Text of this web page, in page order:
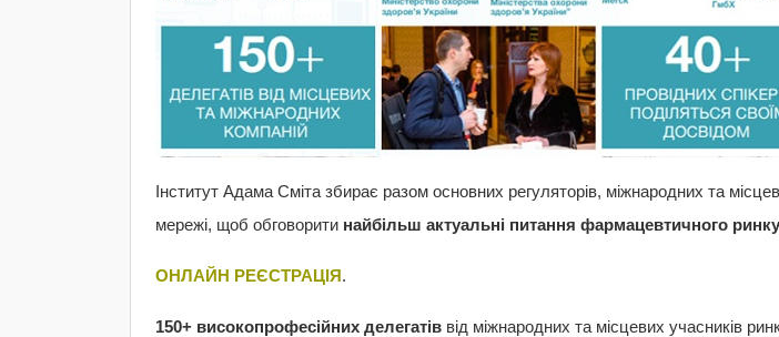
Інститут Адама Сміта збирає разом основних регуляторів, міжнародних та
мережі, щоб обговорити найбільш актуальні питання фармацевтичного
ОНЛАЙН РЕЄСТРАЦІЯ.
150+ високопрофесійних делегатів від міжнародних та місцевих учасників